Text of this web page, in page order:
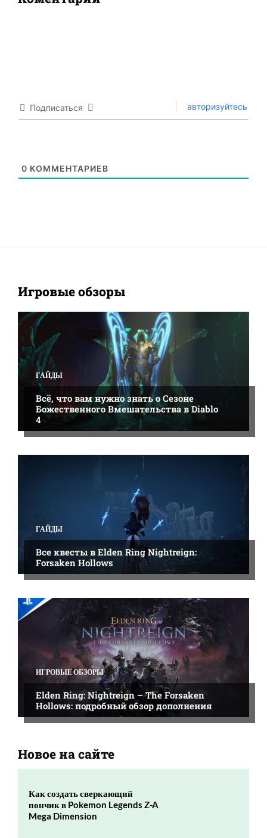
Подписаться авторизуйтесь
0 КОММЕНТАРИЕВ
Игровые обзоры
ALL BANNERLORD
DIABLO 2: RESURRECTED
ИГРОВЫЕ МОДЫ
ИГРОВЫЕ ОБЗОРЫ НОВОСТИ
ПОДРОБНЕЕ
ГАЙДЫ
Всё, что вам нужно знать о Сезоне
Божественного Вмешательства в Diablo
4
ГАЙДЫ
Все квесты в Elden Ring Nightreign:
Forsaken Hollows
ИГРОВЫЕ ОБЗОРЫ
Elden Ring: Nightreign – The Forsaken
Hollows: подробный обзор дополнения
Новое на сайте
Как создать сверкающий
пончик в Pokemon Legends Z-A
Mega Dimension